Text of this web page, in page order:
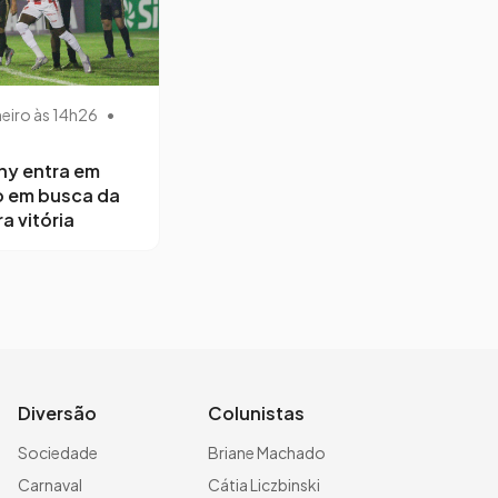
às 14h26 •
entra em
em busca da
vitória
Diversão
Sociedade
Carnaval
Colunistas
Briane Machado
Cátia Liczbinski